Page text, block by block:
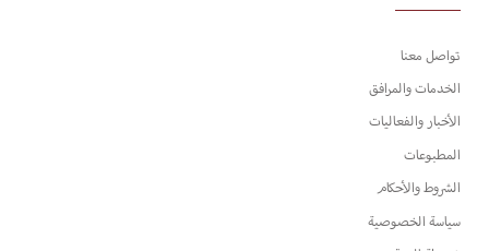
تواصل معنا
الخدمات والمرافق
الأخبار والفعاليات
المطبوعات
الشروط والأحكام
سياسة الخصوصية